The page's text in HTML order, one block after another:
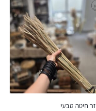
זר חיטה טבעי